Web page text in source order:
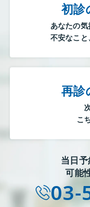
初診
あなたの気
不安なこと
再診
こ
当日
可能
03-